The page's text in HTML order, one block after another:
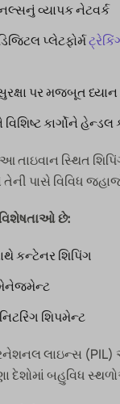
વ્યાપક નેટવર્ક
પ્લેટફોર્મ
પર મજબૂત ધ્યાન
કાર્ગોને હેન્ડલ
આ તાઇવાન સ્થિત
પાસે વિવિધ
છે:
કન્ટેનર શિપિંગ
શિપમેન્ટ
લાઇન્સ (PIL)
દેશોમાં બહુવિધ